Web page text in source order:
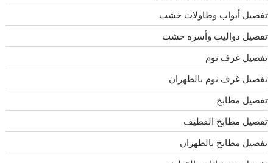
تفصيل أبواب وطاولات خشب
تفصيل دواليب وأسره خشب
تفصيل غرف نوم
تفصيل غرف نوم بالظهران
تفصيل مطابخ
تفصيل مطابخ القطيف
تفصيل مطابخ بالظهران